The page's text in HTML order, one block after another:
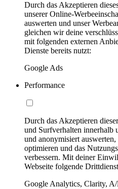
Durch das Akzeptieren
unserer Online-
auswerten und unser
gleichen wir deine
mit folgenden externen
Dienste bereits nutzt:
Google Ads
Performance
Durch das Akzeptieren
und Surfverhalten innerhalb
und anonymisiert auswerten,
optimieren und das
verbessern. Mit deiner
Webseite folgende
Google Analytics, Clarity,